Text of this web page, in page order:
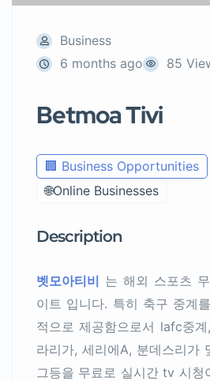
Business
6 months ago
85
Betmoa Tivi
🏢 Business Opportunities
🌐Online Businesses
Description
벳모아티비 는 해외 스포츠
이트 입니다. 특히 축구 중계
적으로 제공함으로서 lafc중
라리가, 세리에A, 분데스리가
그등을 무료로 실시간 tv 시청